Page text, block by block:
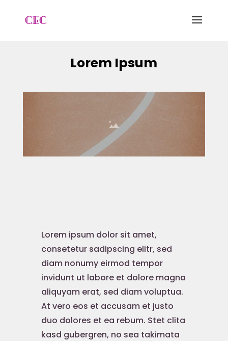
Lorem Ipsum
Lorem ipsum dolor sit amet,
consetetur sadipscing elitr, sed
diam nonumy eirmod tempor
invidunt ut labore et dolore magna
aliquyam erat, sed diam voluptua.
At vero eos et accusam et justo
duo dolores et ea rebum. Stet clita
kasd gubergren, no sea takimata